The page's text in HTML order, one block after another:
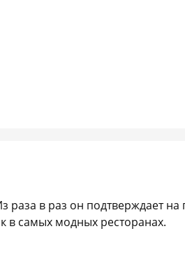
в раз он подтверждает на
в самых модных ресторанах.